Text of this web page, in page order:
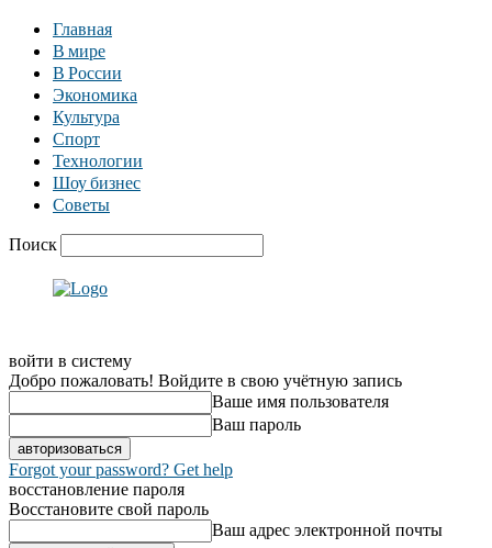
Главная
В мире
В России
Экономика
Культура
Спорт
Технологии
Шоу бизнес
Советы
Поиск
войти в систему
Добро пожаловать! Войдите в свою учётную запись
Ваше имя пользователя
Ваш пароль
Forgot your password? Get help
восстановление пароля
Восстановите свой пароль
Ваш адрес электронной почты